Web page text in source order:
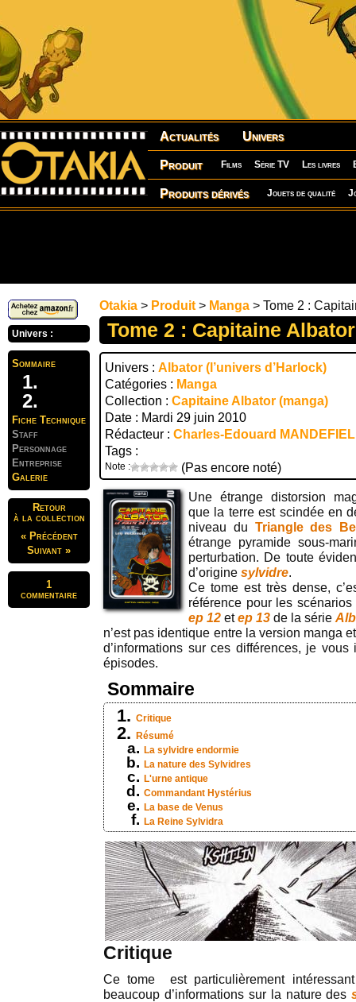
Actualités Univers
Produit Films Série TV Les livres
Produits dérivés Jouets de qualité
Univers :
Sommaire
Fiche Technique
Staff
Personnage
Entreprise
Galerie
Retour
à la collection
« Précédent
Suivant »
1
commentaire
Otakia > Produit > Manga > Tome 2 :
Tome 2 : Capitaine Albator
Univers : Albator (l’univers d’Harlock)
Catégories : Manga
Collection : Capitaine Albator (manga)
Date : Mardi 29 juin 2010
Rédacteur : Charles-Edouard
Tags :
Note : (Pas encore noté)
Une étrange distorsion
que la terre est scindée en
niveau du Triangle des
étrange pyramide sous-
perturbation. De toute
d’origine sylvidre.
Ce tome est très dense,
référence pour les
ep 12 etep 13 de la série
n’est pas identique entre la version manga
d’informations sur ces différences, je
épisodes.
Sommaire
Critique
Résumé
La sylvidre endormie
La nature des Sylvidres
L'urne antique
Commandant Hystérius
La base de Venus
La Reine Sylvidra
Critique
Ce tome est particulièrement
beaucoup d’informations sur la nature des